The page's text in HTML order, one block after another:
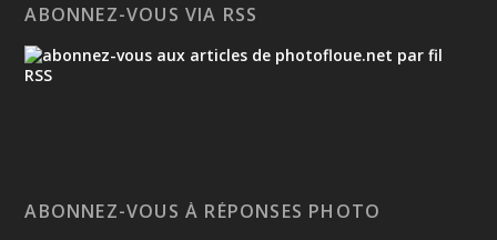
ABONNEZ-VOUS VIA RSS
ABONNEZ-VOUS À RÉPONSES PHOTO